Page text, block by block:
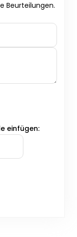
Beurteilungen.
einfügen: